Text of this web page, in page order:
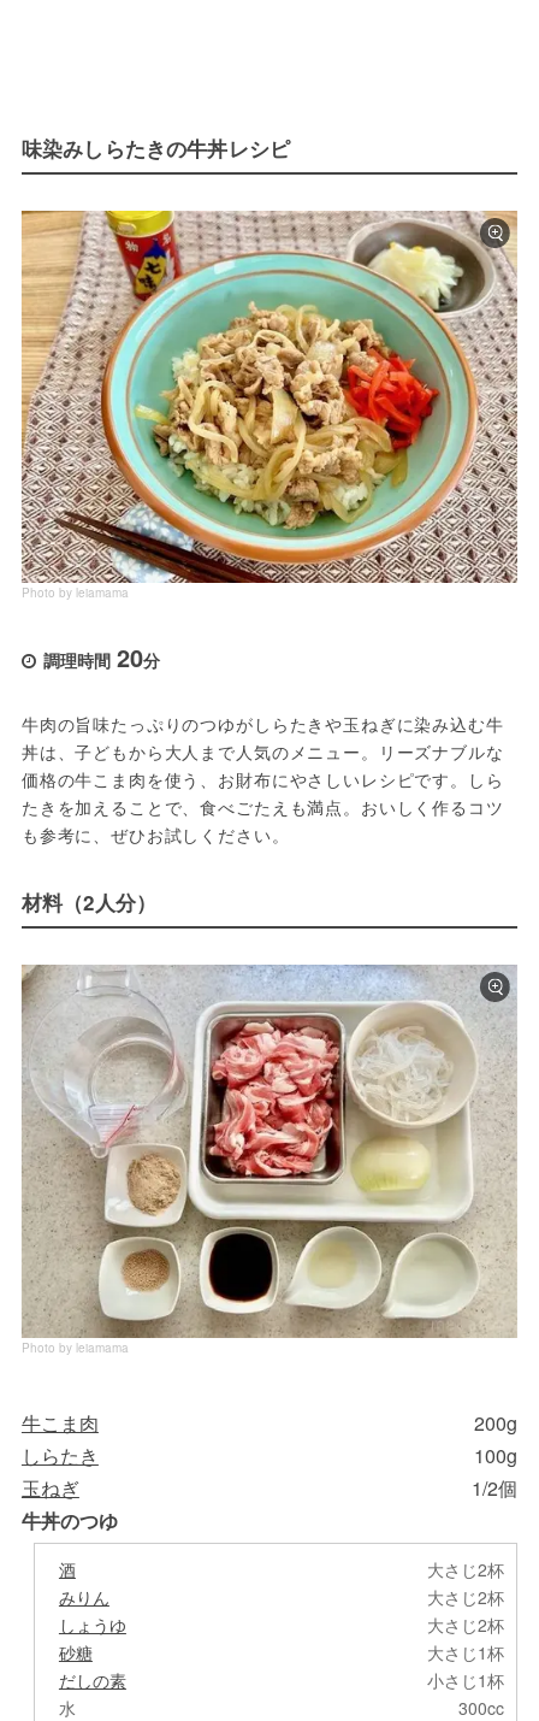
味染みしらたきの牛丼レシピ
Photo by leiamama
調理時間 20分
牛肉の旨味たっぷりのつゆがしらたきや玉ねぎに染み込む牛
丼は、子どもから大人まで人気のメニュー。リーズナブルな
価格の牛こま肉を使う、お財布にやさしいレシピです。しら
たきを加えることで、食べごたえも満点。おいしく作るコツ
も参考に、ぜひお試しください。
材料（2人分）
Photo by leiamama
牛こま肉
200g
しらたき
100g
玉ねぎ
1/2個
牛丼のつゆ
酒
大さじ2杯
みりん
大さじ2杯
しょうゆ
大さじ2杯
砂糖
大さじ1杯
だしの素
小さじ1杯
水
300cc